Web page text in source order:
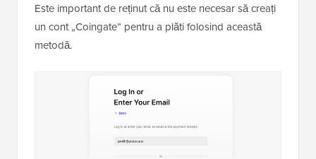
Este important de reținut că nu este necesar să creați
un cont „Coingate” pentru a plăti folosind această
metodă.